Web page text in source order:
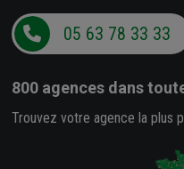
05 63 78 33 33
800 agences dans
Trouvez votre agence la plus